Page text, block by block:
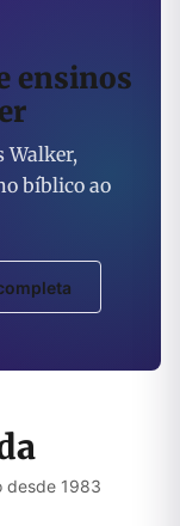
ensinos
Walker,
bíblico ao
desde 1983